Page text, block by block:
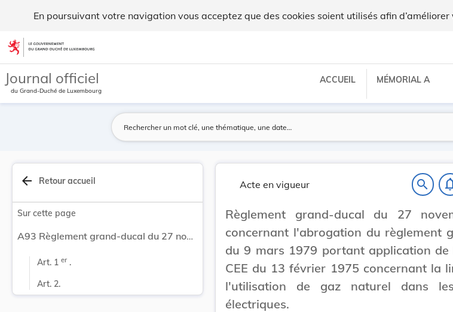
En poursuivant votre navigation vous acceptez que des cookies soient utilisés afin
Aller au contenu
Journal officiel
du Grand-Duché de Luxembourg
ACCUEIL MÉMORIAL A
arrow_back Retour accueil
Sur cette page
A93 Règlement grand-ducal du 27 novembre 1996 concernant l'abrogation du règlement grand-ducal du 9 mars 1979 portant application de la directive CEE du 13 février 1975 concernant la limitation de l'utilisation de gaz naturel dans les centrales électriques.
Art. 1 er .
Art. 2.
Acte en vigueur search
Règlement grand-ducal du 27
concernant l'abrogation du règlement
du 9 mars 1979 portant application de
CEE du 13 février 1975 concernant la
l'utilisation de gaz naturel dans
électriques.